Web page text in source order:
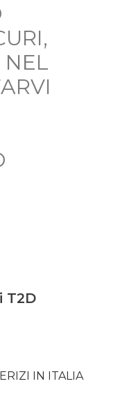
T2D
IN ITALIA